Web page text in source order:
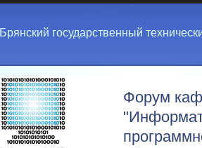
Брянский государственный
Форум